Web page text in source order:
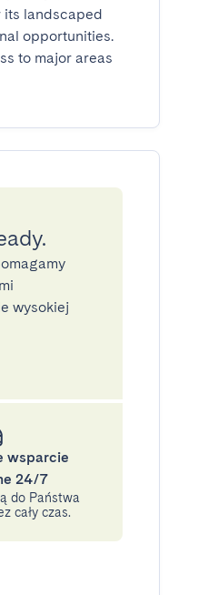
its landscaped
opportunities.
to major areas
wysokiej
wsparcie
24/7
do Państwa
cały czas.